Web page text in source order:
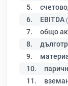
5.
6. EBITDA
7. общо
8.
9.
10.
11.